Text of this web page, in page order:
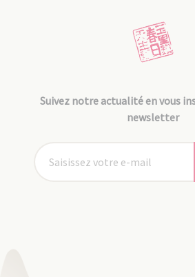
Suivez notre actualité en vous
newsletter